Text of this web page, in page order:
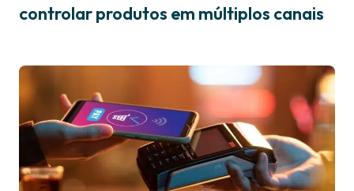
controlar produtos em múltiplos canais